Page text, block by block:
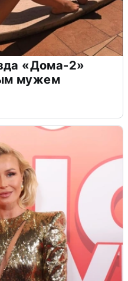
«Дома-2»
мужем